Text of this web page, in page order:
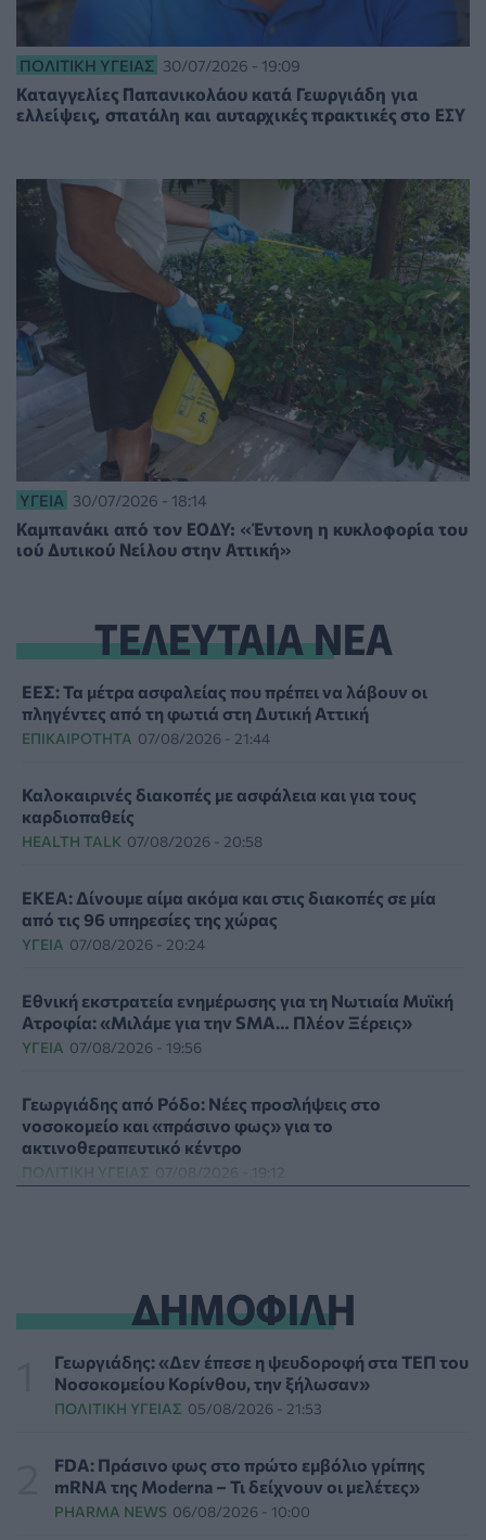
ΠΟΛΙΤΙΚΉ ΥΓΕΊΑΣ 30/07/2026 - 19:09
Καταγγελίες Παπανικολάου κατά Γεωργιάδη για
ελλείψεις, σπατάλη και αυταρχικές πρακτικές στο ΕΣΥ
ΥΓΕΊΑ 30/07/2026 - 18:14
Καμπανάκι από τον ΕΟΔΥ: «Έντονη η κυκλοφορία του
ιού Δυτικού Νείλου στην Αττική»
ΤΕΛΕΥΤΑΙΑ ΝΕΑ
ΕΕΣ: Τα μέτρα ασφαλείας που πρέπει να λάβουν οι
πληγέντες από τη φωτιά στη Δυτική Αττική
ΕΠΙΚΑΙΡΌΤΗΤΑ 07/08/2026 - 21:44
Καλοκαιρινές διακοπές με ασφάλεια και για τους
καρδιοπαθείς
HEALTH TALK 07/08/2026 - 20:58
ΕΚΕΑ: Δίνουμε αίμα ακόμα και στις διακοπές σε μία
από τις 96 υπηρεσίες της χώρας
ΥΓΕΊΑ 07/08/2026 - 20:24
Εθνική εκστρατεία ενημέρωσης για τη Νωτιαία Μυϊκή
Ατροφία: «Μιλάμε για την SMA… Πλέον Ξέρεις»
ΥΓΕΊΑ 07/08/2026 - 19:56
Γεωργιάδης από Ρόδο: Νέες προσλήψεις στο
νοσοκομείο και «πράσινο φως» για το
ακτινοθεραπευτικό κέντρο
ΠΟΛΙΤΙΚΉ ΥΓΕΊΑΣ 07/08/2026 - 19:12
Τι μπορεί να μας διδάξει η νέα ταινία του Spider-Man
για την απώλεια και το πένθος
ΨΥΧΙΚΉ ΥΓΕΊΑ 07/08/2026 - 18:11
την ενίσχυση της βιοασφάλειας από το ΥΠΑΑΤ
ΕΠΙΚΑΙΡΌΤΗΤΑ 07/08/2026 - 17:42
ΔΗΜΟΦΙΛΗ
Γεωργιάδης: «Δεν έπεσε η ψευδοροφή στα ΤΕΠ του
Νοσοκομείου Κορίνθου, την ξήλωσαν»
ΠΟΛΙΤΙΚΉ ΥΓΕΊΑΣ 05/08/2026 - 21:53
FDA: Πράσινο φως στο πρώτο εμβόλιο γρίπης
mRNA της Moderna – Τι δείχνουν οι μελέτες»
PHARMA NEWS 06/08/2026 - 10:00